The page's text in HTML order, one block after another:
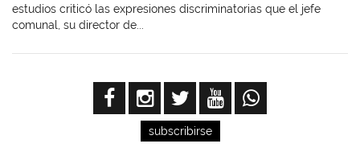
estudios criticó las expresiones discriminatorias que el jefe
comunal, su director de...
subscribirse